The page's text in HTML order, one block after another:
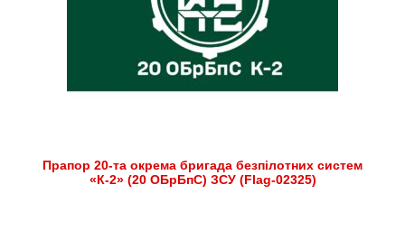
Прапор 20-та окрема бригада безпілотних систем
«К-2» (20 ОБрБпС) ЗСУ (Flag-02325)